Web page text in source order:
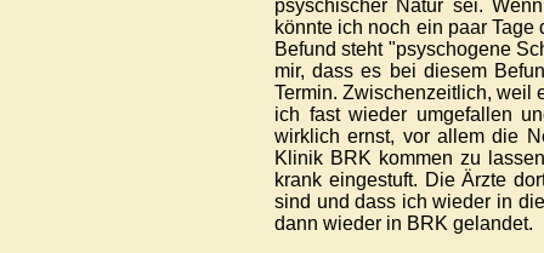
psyschischer Natur sei.
könnte ich noch ein paar
Befund steht "psyschogene
mir, dass es bei diesem
Termin. Zwischenzeitlich, weil
ich fast wieder umgefallen
wirklich ernst, vor allem die
Klinik BRK kommen zu
krank eingestuft. Die Ärzte
sind und dass ich wieder in
dann wieder in BRK gelandet.